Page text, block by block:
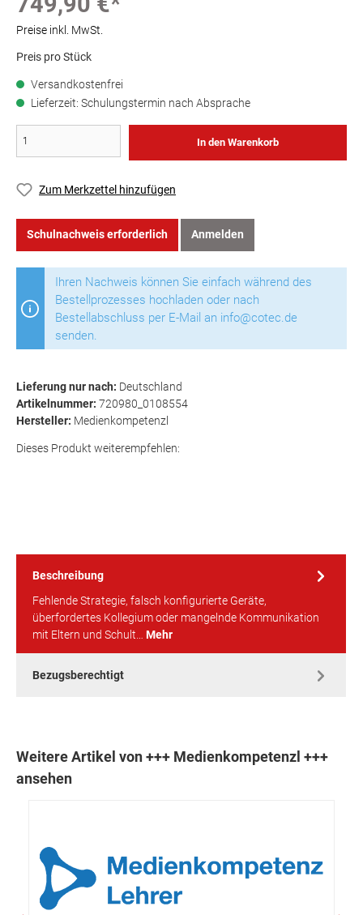
Preise inkl. MwSt.
Preis pro Stück
Versandkostenfrei
Lieferzeit: Schulungstermin nach Absprache
In den Warenkorb
Zum Merkzettel hinzufügen
Schulnachweis erforderlich Anmelden
Ihren Nachweis können Sie einfach während des
Bestellprozesses hochladen oder nach
Bestellabschluss per E-Mail an info@cotec.de
senden.
Lieferung nur nach: Deutschland
Artikelnummer: 720980_0108554
Hersteller: Medienkompetenzl
Dieses Produkt weiterempfehlen:
Beschreibung
Fehlende Strategie, falsch konfigurierte Geräte,
überfordertes Kollegium oder mangelnde Kommunikation
mit Eltern und Schult… Mehr
Bezugsberechtigt
Weitere Artikel von +++ Medienkompetenzl +++
ansehen